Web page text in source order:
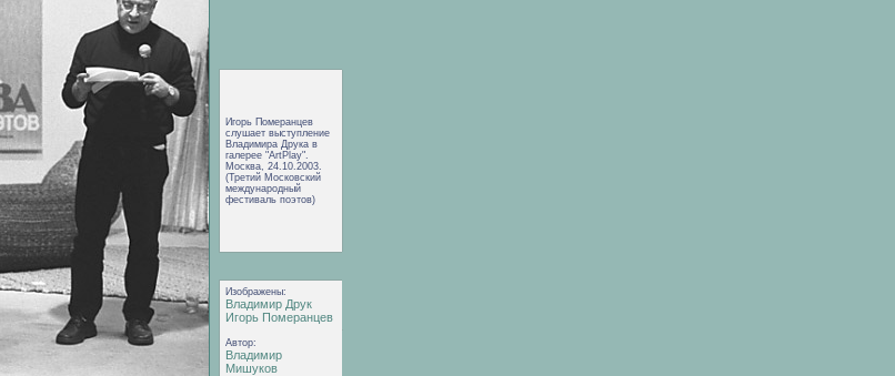
Игорь Померанцев
слушает выступление
Владимира Друка в
галерее "ArtPlay".
Москва, 24.10.2003.
(Третий Московский
международный
фестиваль поэтов)
Изображены:
Владимир Друк
Игорь Померанцев
Автор:
Владимир
Мишуков